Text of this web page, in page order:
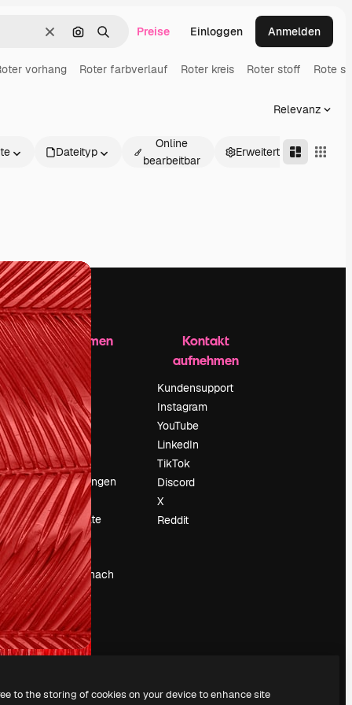
LöschenNach Bild suchen
SuchenPreise Einloggen Anmelden
vorhang Roter farbverlauf Roter kreis Roter stoff Rote
Relevanz
Dateityp
Online
bearbeitbar
Erweitert
Unternehmen
Preise
Über uns
Reviews
Karriere
Suchtrends
Blog
Veranstaltungen
Slidesgo
Deine Inhalte
verkaufen
Pressesaal
Suchst du nach
magnific.ai
Kontakt
aufnehmen
Kundensupport
Instagram
YouTube
LinkedIn
TikTok
Discord
X
Reddit
to the storing of cookies on your device to enhance site